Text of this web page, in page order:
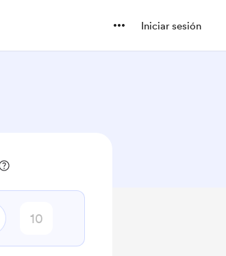
Iniciar sesión